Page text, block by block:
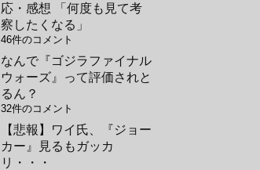
応・感想 「何度も見て考
察したくなる」
46件のコメント
なんで『ゴジラファイナル
ウォーズ』って評価されと
るん？
32件のコメント
【悲報】ワイ氏、『ジョー
カー』見るもガッカ
リ・・・